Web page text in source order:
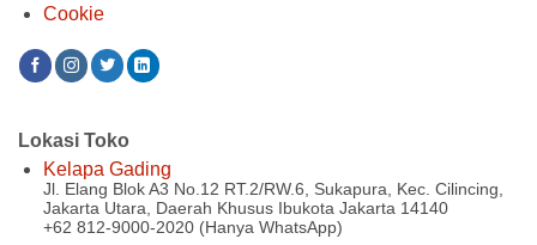
Cookie
Lokasi Toko
Kelapa Gading
Jl. Elang Blok A3 No.12 RT.2/RW.6, Sukapura, Kec. Cilincing,
Jakarta Utara, Daerah Khusus Ibukota Jakarta 14140
+62 812-9000-2020 (Hanya WhatsApp)